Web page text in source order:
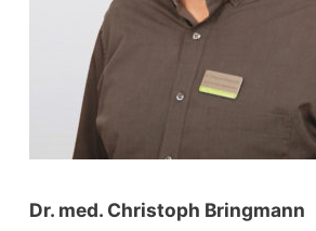
Dr. med. Christoph Bringmann